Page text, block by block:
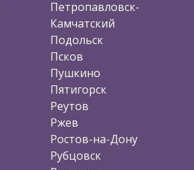
Петропавловск-
Камчатский
Подольск
Псков
Пушкино
Пятигорск
Реутов
Ржев
Ростов-на-Дону
Рубцовск